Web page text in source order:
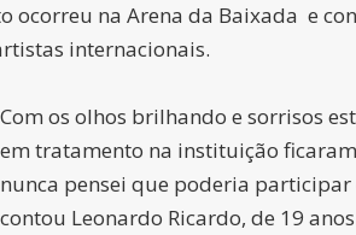
ocorreu na Arena da Baixada e
internacionais.
Com os olhos brilhando e sorrisos
em tratamento na instituição
nunca pensei que poderia participar
contou Leonardo Ricardo, de 19